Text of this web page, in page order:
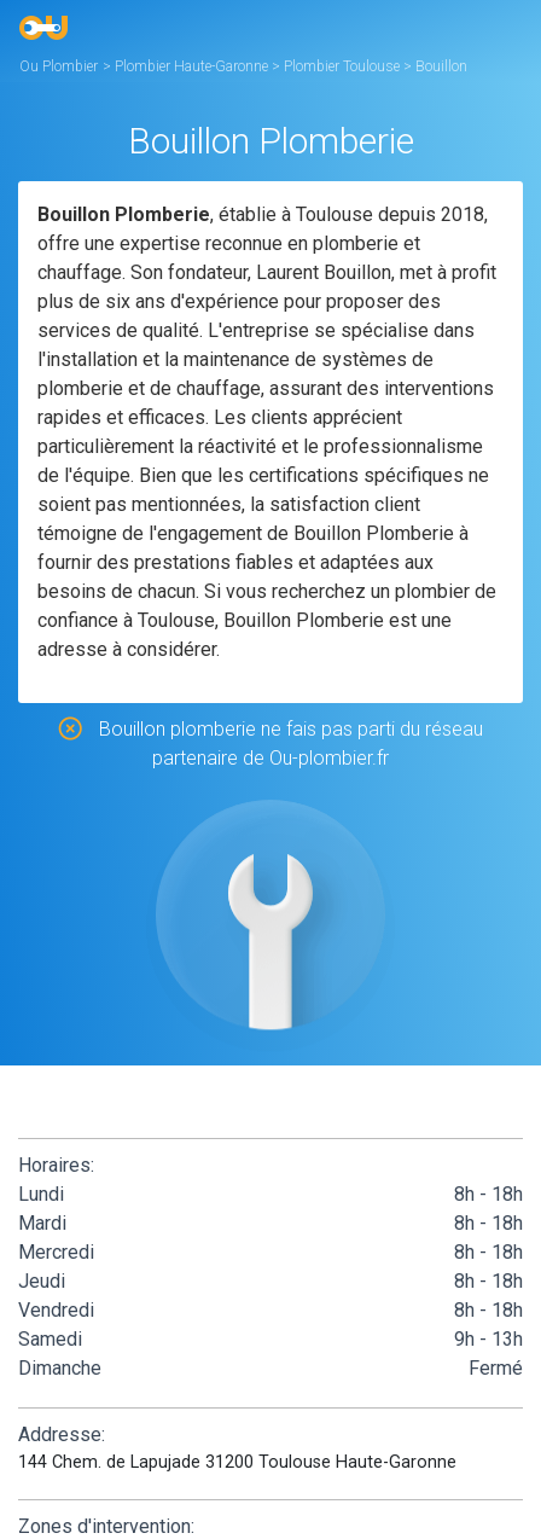
Ou Plombier > Plombier Haute-Garonne > Plombier Toulouse > Bouillon
Bouillon Plomberie
Bouillon Plomberie, établie à Toulouse depuis 2018,
offre une expertise reconnue en plomberie et
chauffage. Son fondateur, Laurent Bouillon, met à profit
plus de six ans d'expérience pour proposer des
services de qualité. L'entreprise se spécialise dans
l'installation et la maintenance de systèmes de
plomberie et de chauffage, assurant des interventions
rapides et efficaces. Les clients apprécient
particulièrement la réactivité et le professionnalisme
de l'équipe. Bien que les certifications spécifiques ne
soient pas mentionnées, la satisfaction client
témoigne de l'engagement de Bouillon Plomberie à
fournir des prestations fiables et adaptées aux
besoins de chacun. Si vous recherchez un plombier de
confiance à Toulouse, Bouillon Plomberie est une
adresse à considérer.
Bouillon plomberie ne fais pas parti du réseau
partenaire de Ou-plombier.fr
Horaires:
Lundi
8h - 18h
Mardi
8h - 18h
Mercredi
8h - 18h
Jeudi
8h - 18h
Vendredi
8h - 18h
Samedi
9h - 13h
Dimanche
Fermé
Addresse:
144 Chem. de Lapujade 31200 Toulouse Haute-Garonne
Zones d'intervention: